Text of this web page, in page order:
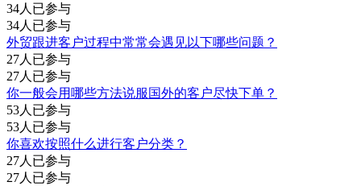
34人已参与
34人已参与
外贸跟进客户过程中常常会遇见以下哪些问题？
27人已参与
27人已参与
你一般会用哪些方法说服国外的客户尽快下单？
53人已参与
53人已参与
你喜欢按照什么进行客户分类？
27人已参与
27人已参与